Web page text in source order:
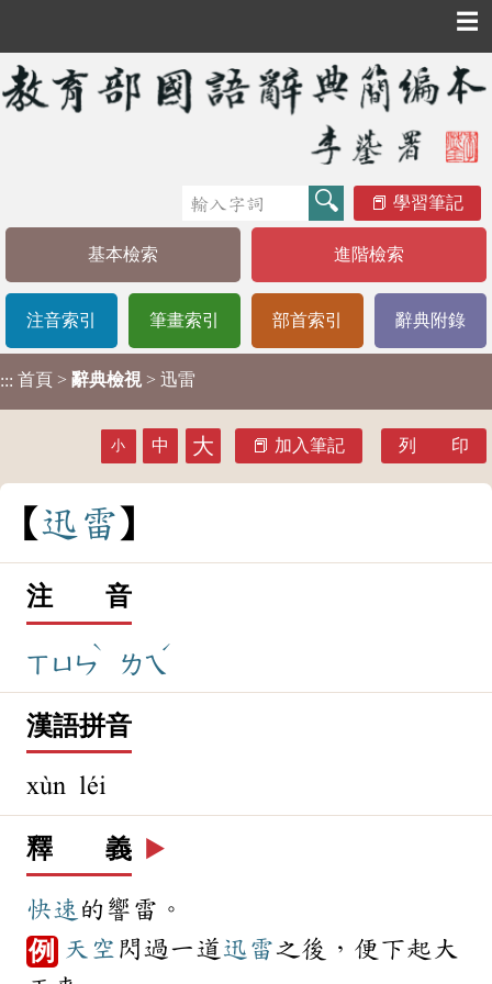
☰
學習筆記
基本檢索 進階檢索
注音索引 筆畫索引 部首索引 辭典附錄
::: 首頁 > 辭典檢視 > 迅雷
小 中 大 加入筆記 列 印
迅 雷
注 音
ㄒㄩㄣ
ˋ
ㄌㄟ
ˊ
漢語拼音
xùn léi
釋 義 ▶️
快速 的響雷。
例 天空 閃過一道 迅雷之後，便下起大